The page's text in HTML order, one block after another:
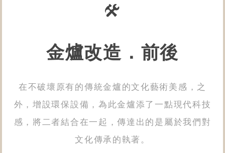
金爐改造．前後
在不破壞原有的傳統金爐的文化藝術美感，之
外，增設環保設備，為此金爐添了一點現代科技
感，將二者結合在一起​，傳達出的是屬於我們對
文化傳承的執著。